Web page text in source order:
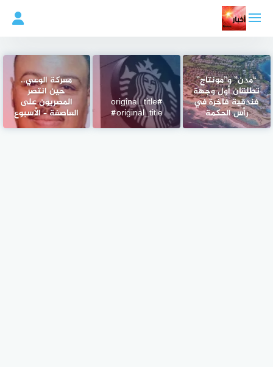
المحتوى
“مدن” و”مونتاج”
تطلقان أول وجهة
فندقية فاخرة في
رأس الحكمة
#original_title
#original_title
معركة الوعي..
حين انتصر
المصريون على
العاصفة – الأسبوع